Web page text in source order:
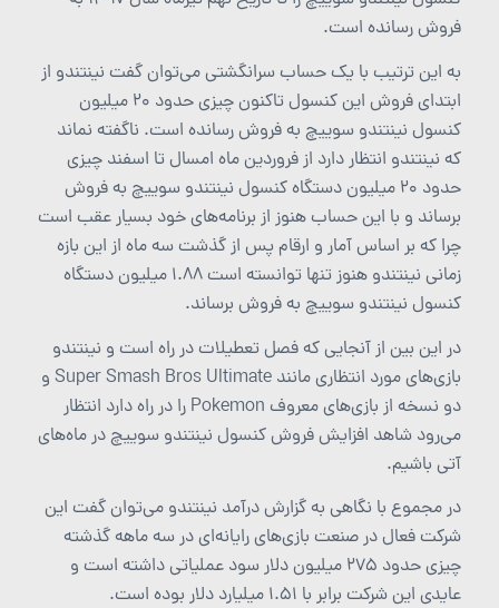
فروش رسانده است.
به این ترتیب با یک حساب سرانگشتی می‌توان گفت نینتندو از
ابتدای فروش این کنسول تاکنون چیزی حدود 20 میلیون
کنسول نینتندو سوییچ به فروش رسانده است. ناگفته نماند
که نینتندو انتظار دارد از فروردین ماه امسال تا اسفند چیزی
حدود 20 میلیون دستگاه کنسول نینتندو سوییچ به فروش
برساند و با این حساب هنوز از برنامه‌های خود بسیار عقب است
چرا که بر اساس آمار و ارقام پس از گذشت سه ماه از این بازه
زمانی نینتندو هنوز تنها توانسته است 1.88 میلیون دستگاه
کنسول نینتندو سوییچ به فروش برساند.
در این بین از آنجایی که فصل تعطیلات در راه است و نینتندو
بازی‌های مورد انتظاری مانند Super Smash Bros Ultimate و
دو نسخه از بازی‌های معروف Pokemon را در راه دارد انتظار
می‌رود شاهد افزایش فروش کنسول نینتندو سوییچ در ماه‌های
آتی باشیم.
در مجموع با نگاهی به گزارش درآمد نینتندو می‌توان گفت این
شرکت فعال در صنعت بازی‌های رایانه‌ا‌ی در سه ماهه گذشته
چیزی حدود 275 میلیون دلار سود عملیاتی داشته است و
عایدی این شرکت برابر با 1.51 میلیارد دلار بوده است.